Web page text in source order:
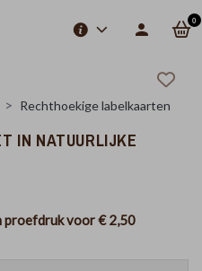
0
Rechthoekige labelkaarten
IN NATUURLIJKE
proefdruk voor€ 2,50